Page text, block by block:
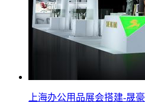
上海办公用品展会搭建-晟豪